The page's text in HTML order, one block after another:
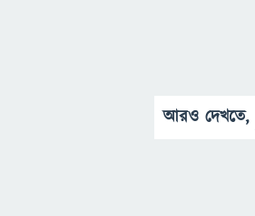
আরও দেখতে,